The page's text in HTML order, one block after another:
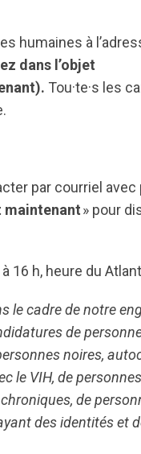
humaines à
dans l’objet
Tou·te·s les
par courriel avec
maintenant» pour
16 h, heure du
le cadre de notre
de
noires,
le VIH, de
de
des identités et